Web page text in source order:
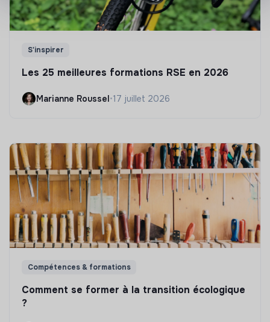
S'inspirer
Les 25 meilleures formations RSE en 2026
Marianne Roussel•17 juillet 2026
Compétences & formations
Comment se former à la transition écologique
?